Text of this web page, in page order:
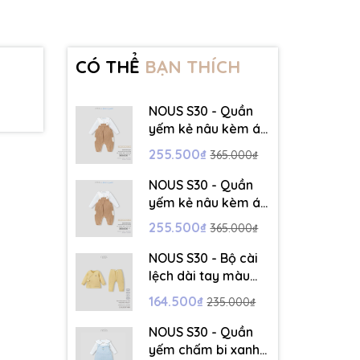
CÓ THỂ BẠN THÍCH
NOUS S30 - Quần
yếm kẻ nâu kèm áo
dài tay màu trắng -
3-6M - SS26.T5C
255.500₫ 365.000₫
NOUS S30 - Quần
yếm kẻ nâu kèm áo
dài tay màu trắng -
6-9M - SS26.T5C
255.500₫ 365.000₫
NOUS S30 - Bộ cài
lệch dài tay màu
vàng thêu trang trí
- 12-18M - SS26.T5C
164.500₫ 235.000₫
NOUS S30 - Quần
yếm chấm bi xanh